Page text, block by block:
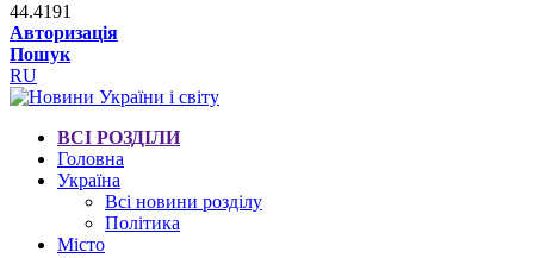
44.4191
Авторизація
Пошук
RU
ВСІ РОЗДІЛИ
Головна
Україна
Всі новини розділу
Політика
Місто